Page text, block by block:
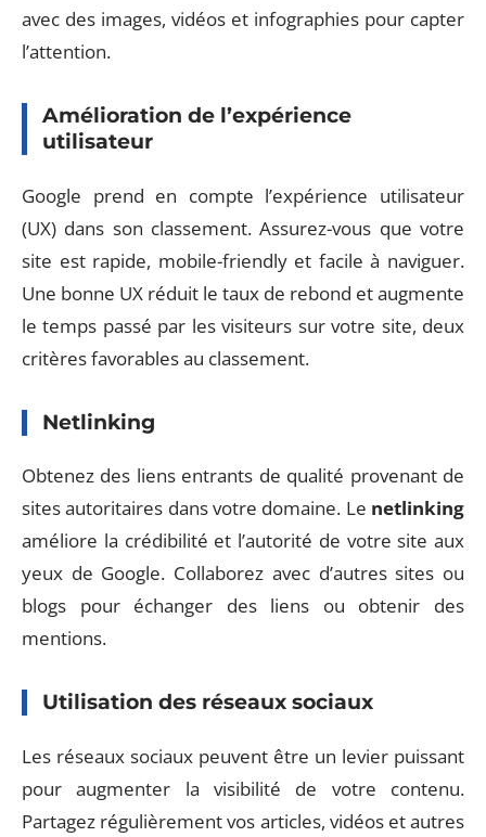
avec des images, vidéos et infographies pour capter
l’attention.
Amélioration de l’expérience
utilisateur
Google prend en compte l’expérience utilisateur
(UX) dans son classement. Assurez-vous que votre
site est rapide, mobile-friendly et facile à naviguer.
Une bonne UX réduit le taux de rebond et augmente
le temps passé par les visiteurs sur votre site, deux
critères favorables au classement.
Netlinking
Obtenez des liens entrants de qualité provenant de
sites autoritaires dans votre domaine. Le netlinking
améliore la crédibilité et l’autorité de votre site aux
yeux de Google. Collaborez avec d’autres sites ou
blogs pour échanger des liens ou obtenir des
mentions.
Utilisation des réseaux sociaux
Les réseaux sociaux peuvent être un levier puissant
pour augmenter la visibilité de votre contenu.
Partagez régulièrement vos articles, vidéos et autres